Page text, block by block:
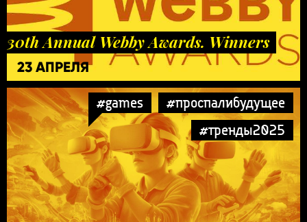
30th Annual Webby Awards. Winners
23 АПРЕЛЯ
#games
#проспалибудущее
#тренды2025